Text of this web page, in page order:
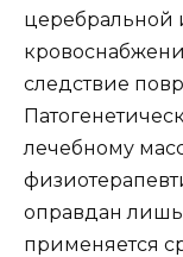
церебральной
следствие
лечебному
оправдан лишь
применяется